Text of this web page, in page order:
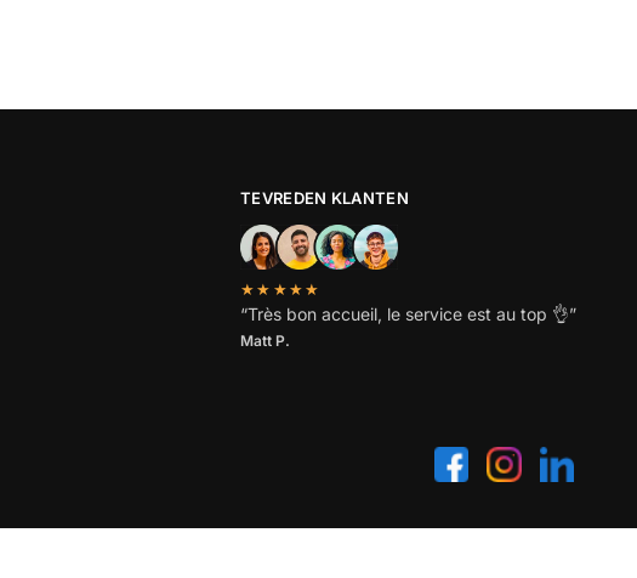
TEVREDEN KLANTEN
★★★★★
“Très bon accueil, le service est au top 👌”
Matt P.